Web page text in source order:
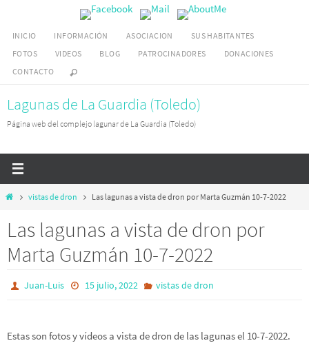
contenido
INICIO INFORMACIÓN ASOCIACION
SUS HABITANTES
FOTOS
VIDEOS BLOG PATROCINADORES
DONACIONES
CONTACTO
Lagunas de La Guardia (Toledo)
Página web del complejo lagunar de La Guardia (Toledo)
Iniciovistas de dron Las lagunas a vista de dron por Marta Guzmán 10-7-2022
Las lagunas a vista de dron por
Marta Guzmán 10-7-2022
Juan-Luis 15 julio, 2022 vistas de dron
Estas son fotos y vídeos a vista de dron de las lagunas el 10-7-2022.